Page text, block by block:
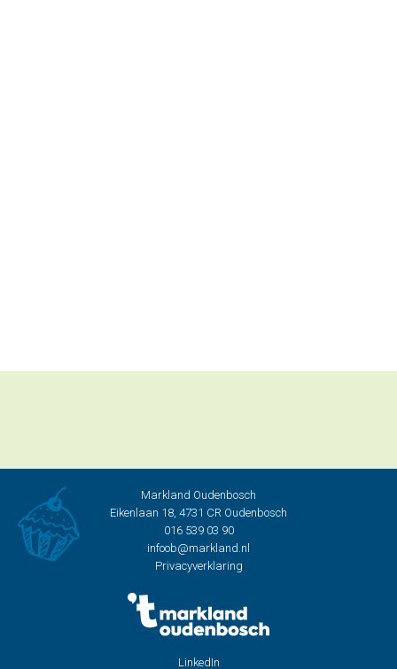
Markland Oudenbosch
Eikenlaan 18, 4731 CR Oudenbosch
016 539 03 90
infoob@markland.nl
Privacyverklaring
LinkedIn